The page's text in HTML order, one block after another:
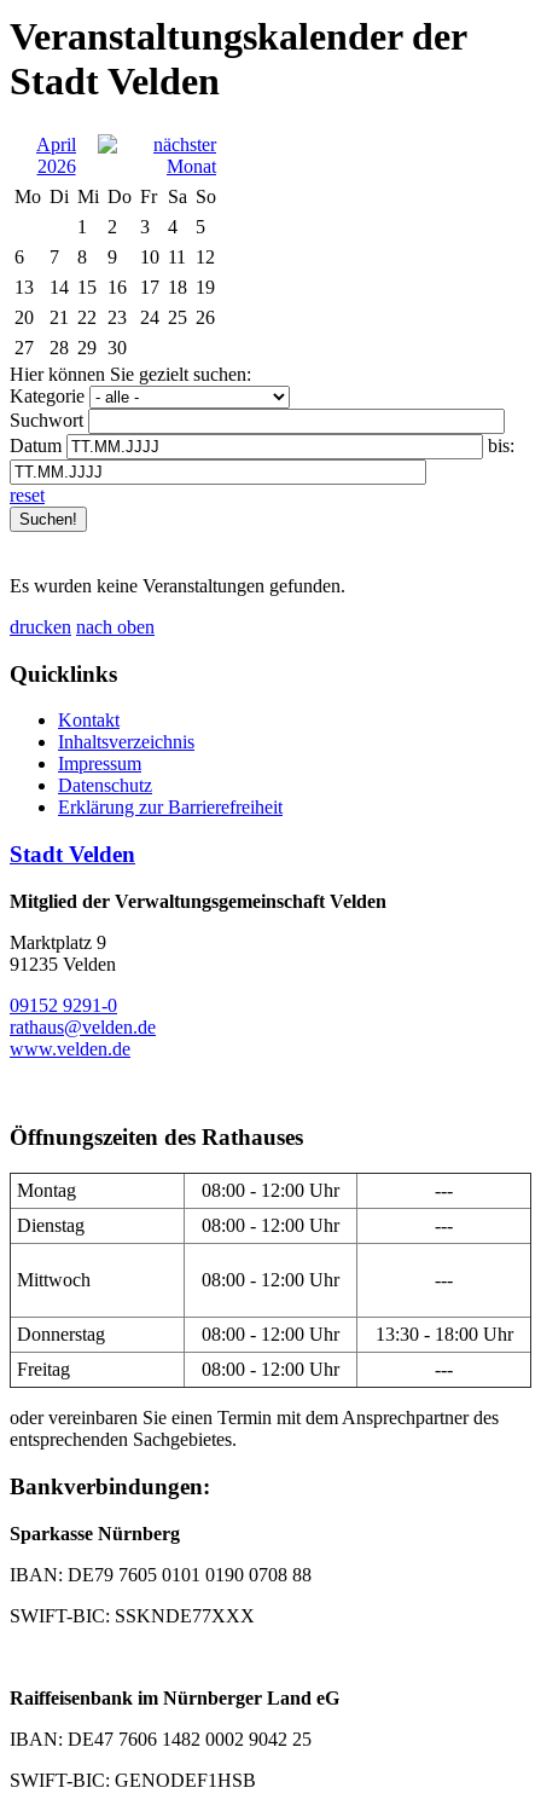
Veranstaltungskalender der
Stadt Velden
April
2026
Mo Di Mi Do Fr Sa So
1
2 3 4
5
6
7 8 9 10 11
12
13
14 15 16 17 18 19
20
21 22 23 24 25 26
27
28 29 30
Hier können Sie gezielt suchen:
Kategorie
Suchwort
Datum
bis:
reset
Es wurden keine Veranstaltungen gefunden.
drucken nach oben
Quicklinks
Kontakt
Inhaltsverzeichnis
Impressum
Datenschutz
Erklärung zur Barrierefreiheit
Stadt Velden
Mitglied der Verwaltungsgemeinschaft Velden
Marktplatz 9
91235 Velden
09152 9291-0
rathaus@velden.de
www.velden.de
Öffnungszeiten des Rathauses
Montag 08:00 - 12:00 Uhr
---
Dienstag
08:00 - 12:00 Uhr ---
Mittwoch 08:00 - 12:00 Uhr ---
Donnerstag 08:00 - 12:00 Uhr
13:30 - 18:00 Uhr
Freitag
08:00 - 12:00 Uhr ---
oder vereinbaren Sie einen Termin mit dem Ansprechpartner des
entsprechenden Sachgebietes.
Bankverbindungen:
Sparkasse Nürnberg
IBAN: DE79 7605 0101 0190 0708 88
SWIFT-BIC: SSKNDE77XXX
Raiffeisenbank im Nürnberger Land eG
IBAN: DE47 7606 1482 0002 9042 25
SWIFT-BIC: GENODEF1HSB